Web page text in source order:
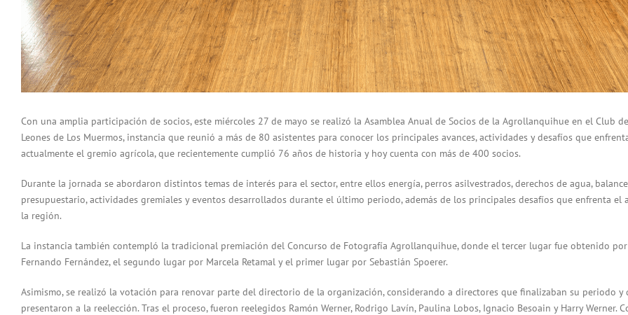
Con una amplia participación de socios, este miércoles 27 de mayo se realizó la Asamblea Anual de Socios de la Agrollanquihue en el Club de
Leones de Los Muermos, instancia que reunió a más de 80 asistentes para conocer los principales avances, actividades y desafíos que
actualmente el gremio agrícola, que recientemente cumplió 76 años de historia y hoy cuenta con más de 400 socios.
Durante la jornada se abordaron distintos temas de interés para el sector, entre ellos energía, perros asilvestrados, derechos de agua, balance
presupuestario, actividades gremiales y eventos desarrollados durante el último periodo, además de los principales desafíos que enfrenta el
la región.
La instancia también contempló la tradicional premiación del Concurso de Fotografía Agrollanquihue, donde el tercer lugar fue obtenido por
Fernando Fernández, el segundo lugar por Marcela Retamal y el primer lugar por Sebastián Spoerer.
Asimismo, se realizó la votación para renovar parte del directorio de la organización, considerando a directores que finalizaban su periodo y
presentaron a la reelección. Tras el proceso, fueron reelegidos Ramón Werner, Rodrigo Lavín, Paulina Lobos, Ignacio Besoain y Harry Werner.